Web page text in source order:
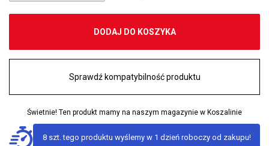
DODAJ DO KOSZYKA
Sprawdź kompatybilność produktu
Świetnie! Ten produkt mamy na naszym magazynie w Koszalinie
8 szt. tego produktu wyślemy w 1 dzień roboczy od zakupu!